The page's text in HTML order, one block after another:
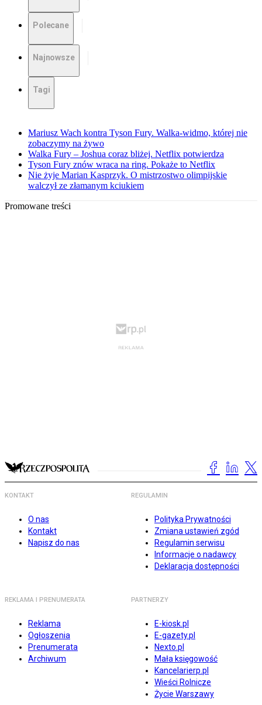
Polecane
Najnowsze
Tagi
Mariusz Wach kontra Tyson Fury. Walka-widmo, której nie
zobaczymy na żywo
Walka Fury – Joshua coraz bliżej. Netflix potwierdza
Tyson Fury znów wraca na ring. Pokaże to Netflix
Nie żyje Marian Kasprzyk. O mistrzostwo olimpijskie
walczył ze złamanym kciukiem
Promowane treści
KONTAKT
O nas
Kontakt
Napisz do nas
REGULAMIN
Polityka Prywatności
Zmiana ustawień zgód
Regulamin serwisu
Informacje o nadawcy
Deklaracja dostępności
REKLAMA I PRENUMERATA
Reklama
Ogłoszenia
Prenumerata
Archiwum
PARTNERZY
E-kiosk.pl
E-gazety.pl
Nexto.pl
Mała księgowość
Kancelarierp.pl
Wieści Rolnicze
Życie Warszawy